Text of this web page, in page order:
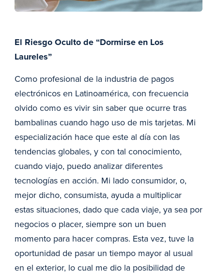
El Riesgo Oculto de “Dormirse en Los
Laureles”
Como profesional de la industria de pagos
electrónicos en Latinoamérica, con frecuencia
olvido como es vivir sin saber que ocurre tras
bambalinas cuando hago uso de mis tarjetas. Mi
especialización hace que este al día con las
tendencias globales, y con tal conocimiento,
cuando viajo, puedo analizar diferentes
tecnologías en acción. Mi lado consumidor, o,
mejor dicho, consumista, ayuda a multiplicar
estas situaciones, dado que cada viaje, ya sea por
negocios o placer, siempre son un buen
momento para hacer compras. Esta vez, tuve la
oportunidad de pasar un tiempo mayor al usual
en el exterior, lo cual me dio la posibilidad de